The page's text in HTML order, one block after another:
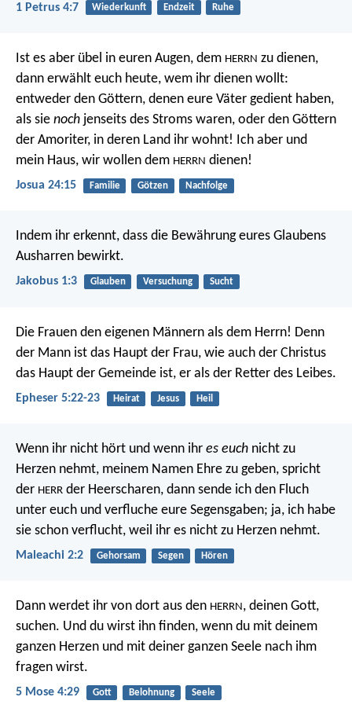
1 Petrus 4:7 Wiederkunft Endzeit Ruhe
Ist es aber übel in euren Augen, dem HERRN zu dienen,
dann erwählt euch heute, wem ihr dienen wollt:
entweder den Göttern, denen eure Väter gedient haben,
als sie noch jenseits des Stroms waren, oder den Göttern
der Amoriter, in deren Land ihr wohnt! Ich aber und
mein Haus, wir wollen dem HERRN dienen!
Josua 24:15 Familie Götzen Nachfolge
Indem ihr erkennt, dass die Bewährung eures Glaubens
Ausharren bewirkt.
Jakobus 1:3 Glauben Versuchung Sucht
Die Frauen den eigenen Männern als dem Herrn! Denn
der Mann ist das Haupt der Frau, wie auch der Christus
das Haupt der Gemeinde ist, er als der Retter des Leibes.
Epheser 5:22-23 Heirat Jesus Heil
Wenn ihr nicht hört und wenn ihr es euch nicht zu
Herzen nehmt, meinem Namen Ehre zu geben, spricht
der HERR der Heerscharen, dann sende ich den Fluch
unter euch und verfluche eure Segensgaben; ja, ich habe
sie schon verflucht, weil ihr es nicht zu Herzen nehmt.
Maleachi 2:2 Gehorsam Segen Hören
Dann werdet ihr von dort aus den HERRN, deinen Gott,
suchen. Und du wirst ihn finden, wenn du mit deinem
ganzen Herzen und mit deiner ganzen Seele nach ihm
fragen wirst.
5 Mose 4:29 Gott Belohnung Seele